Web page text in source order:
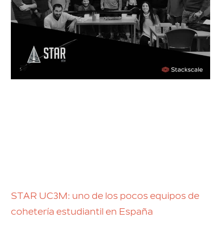
STAR UC3M: uno de los pocos equipos de
cohetería estudiantil en España